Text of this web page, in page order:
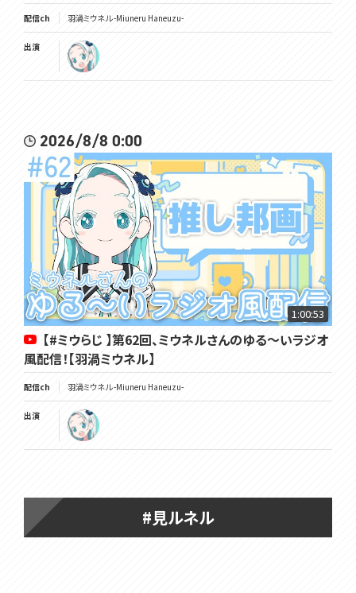
配信ch 羽渦ミウネル -Miuneru Haneuzu-
出演
2026/8/8 0:00
1:00:53
【#ミウらじ 】第62回、ミウネルさんのゆる～いラジオ
風配信！【羽渦ミウネル】
配信ch 羽渦ミウネル -Miuneru Haneuzu-
出演
#見ルネル